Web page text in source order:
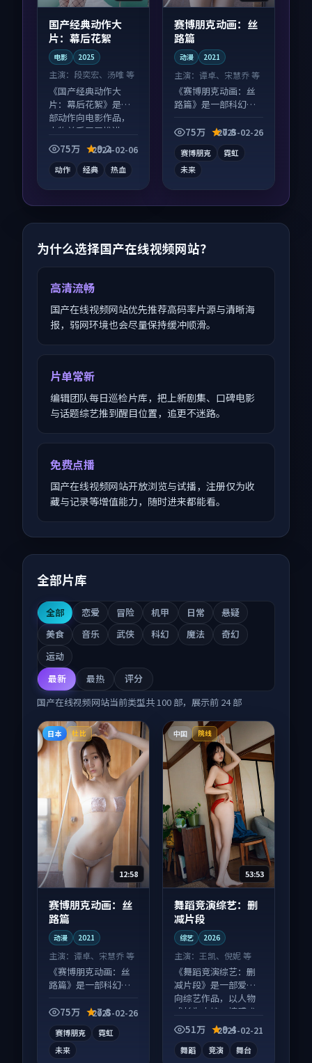
国产经典动作大
片：幕后花絮
电影 2025
主演： 段奕宏、汤唯 等
《国产经典动作大
片：幕后花絮》是一
部动作向电影作品，
人物关系层层推进，
尾声常有情绪落点。
75万 9.2
2024-02-06
动作 经典 热血
赛博朋克动画：丝
路篇
动漫 2021
主演：谭卓、宋慧乔 等
《赛博朋克动画：丝
路篇》是一部科幻向
齐全，观感爽快不拖
75万 7.8
2025-02-26
赛博朋克
霓虹
未来
为什么选择国产在线视频网站？
高清流畅
国产在线视频网站优先推荐高码率片源与清晰海
报，弱网环境也会尽量保持缓冲顺滑。
片单常新
编辑团队每日巡检片库，把上新剧集、口碑电影
与话题综艺推到醒目位置，追更不迷路。
免费点播
国产在线视频网站开放浏览与试播，注册仅为收
藏与记录等增值能力，随时进来都能看。
全部片库
全部 恋爱 冒险 机甲 日常
悬疑
美食
音乐 武侠 科幻 魔法
奇幻
运动
最新
最热
评分
国产在线视频网站当前类型共 100 部，展示前 24部
日本 杜比
12:58
赛博朋克动画：丝
路篇
动漫 2021
主演： 谭卓、宋慧乔 等
《赛博朋克动画：丝
路篇》是一部科幻向
齐全，观感爽快不拖
75万 7.8
2025-02-26
赛博朋克
霓虹
未来
中国 院线
53:53
舞蹈竞演综艺：删
减片段
综艺 2026
主演： 王凯、倪妮 等
《舞蹈竞演综艺：删
减片段》是一部爱情
向综艺作品，以人物
成长为内核，情感戏
份扎实。
51万 9.4
2025-02-21
舞蹈 竞演 舞台